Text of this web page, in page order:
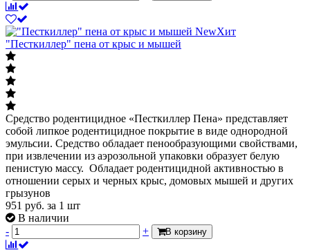
NewХит
"Песткиллер" пена от крыс и мышей
Средство родентицидное «Песткиллер Пена» представляет
собой липкое родентицидное покрытие в виде однородной
эмульсии. Средство обладает пенообразующими свойствами,
при извлечении из аэрозольной упаковки образует белую
пенистую массу. Обладает родентицидной активностью в
отношении серых и черных крыс, домовых мышей и других
грызунов
951 руб. за 1 шт
В наличии
-
+ В корзину